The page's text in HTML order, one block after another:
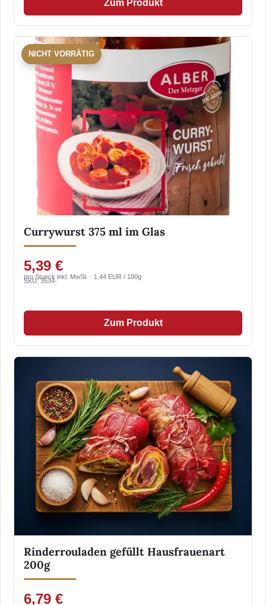
Zum Produkt
NICHT VORRÄTIG
Currywurst 375 ml im Glas
5,39 €
pro Stueck inkl. MwSt. · 1,44 EUR / 100g
SKU: 3534-
Zum Produkt
Rinderrouladen gefüllt Hausfrauenart
200g
6,79 €